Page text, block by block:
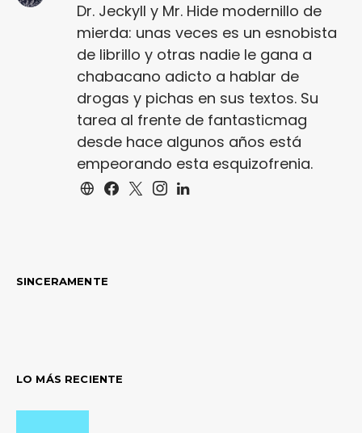
Dr. Jeckyll y Mr. Hide modernillo de
mierda: unas veces es un esnobista
de librillo y otras nadie le gana a
chabacano adicto a hablar de
drogas y pichas en sus textos. Su
tarea al frente de fantasticmag
desde hace algunos años está
empeorando esta esquizofrenia.
SINCERAMENTE
LO MÁS RECIENTE